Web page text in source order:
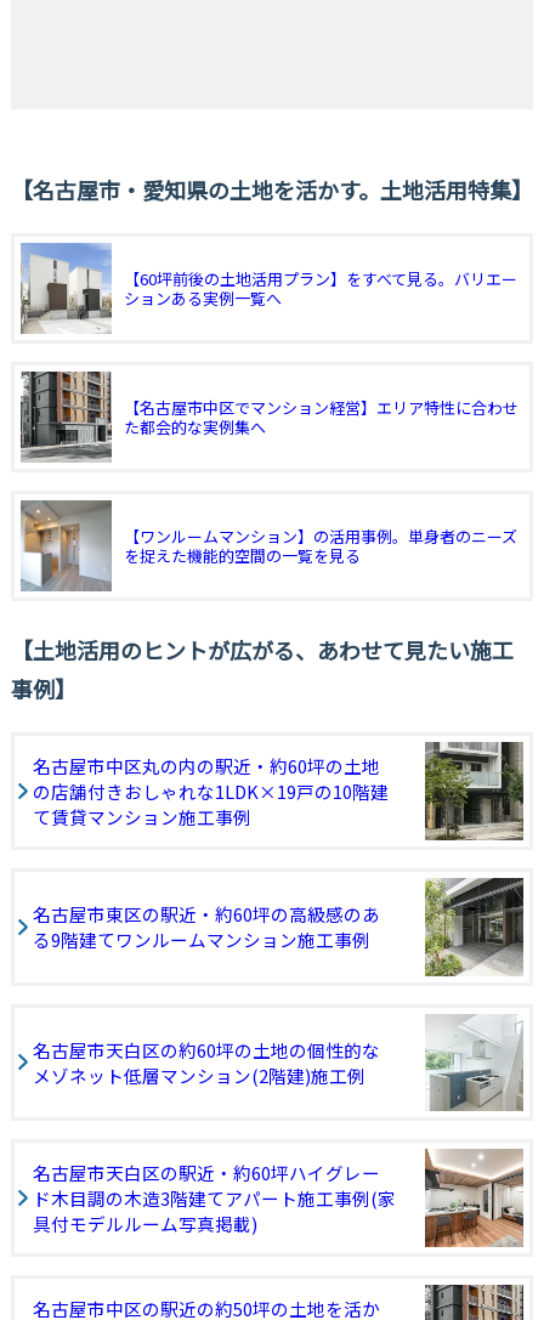
名古屋市・愛知県の土地を活かす。土地活用特集
【60坪前後の土地活用プラン】をすべて見る。バリエー
ションある実例一覧へ
【名古屋市中区でマンション経営】エリア特性に合わせ
た都会的な実例集へ
【ワンルームマンション】の活用事例。単身者のニーズ
を捉えた機能的空間の一覧を見る
土地活用のヒントが広がる、あわせて見たい施工
事例
名古屋市中区丸の内の駅近・約60坪の土地
の店舗付きおしゃれな1LDK×19戸の10階建
て賃貸マンション施工事例
名古屋市東区の駅近・約60坪の高級感のあ
る9階建てワンルームマンション施工事例
名古屋市天白区の約60坪の土地の個性的な
メゾネット低層マンション(2階建)施工例
名古屋市天白区の駅近・約60坪ハイグレー
ド木目調の木造3階建てアパート施工事例(家
具付モデルルーム写真掲載)
名古屋市中区の駅近の約50坪の土地を活か